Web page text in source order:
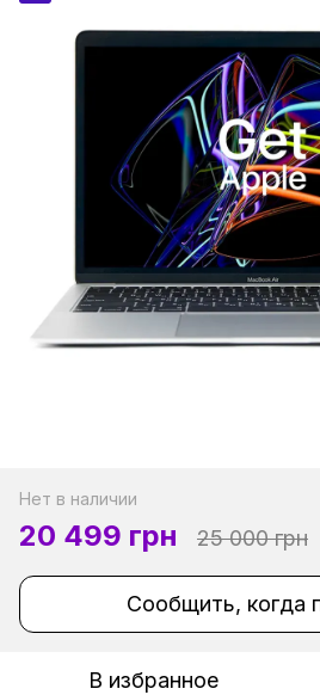
Нет в наличии
20 499 грн 25 000 грн
Сообщить, когда
В избранное